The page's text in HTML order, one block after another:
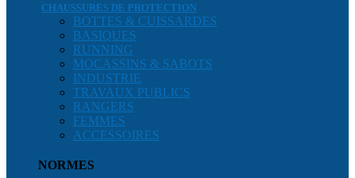
CHAUSSURES DE PROTECTION
BOTTES & CUISSARDES
BASIQUES
RUNNING
MOCASSINS & SABOTS
INDUSTRIE
TRAVAUX PUBLICS
RANGERS
FEMMES
ACCESSOIRES
NORMES